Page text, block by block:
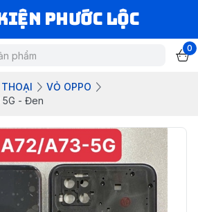
PHƯỚC LỘC
0
VỎ OPPO
5G - Đen